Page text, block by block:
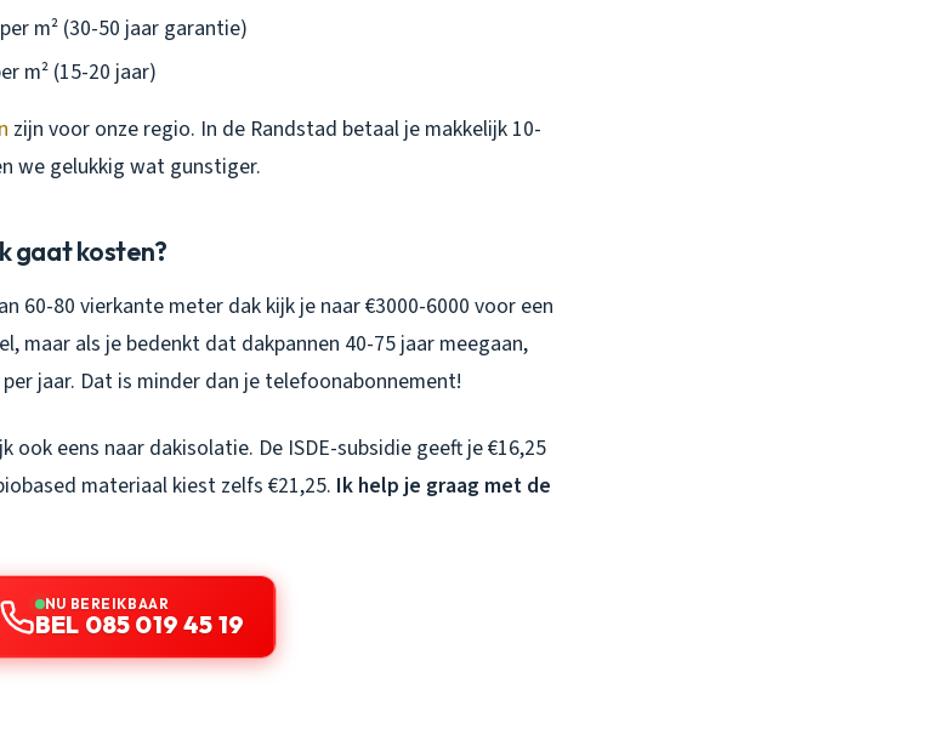
m² (30-50 jaar garantie)
m² (15-20 jaar)
zijn voor onze regio. In de Randstad betaal je makkelijk 10-
we gelukkig wat gunstiger.
gaat kosten?
60-80 vierkante meter dak kijk je naar €3000-6000 voor een
maar als je bedenkt dat dakpannen 40-75 jaar meegaan,
jaar. Dat is minder dan je telefoonabonnement!
ook eens naar dakisolatie. De ISDE-subsidie geeft je €16,25
materiaal kiest zelfs €21,25. Ik help je graag met de
NU BEREIKBAAR
BEL 085 019 45 19